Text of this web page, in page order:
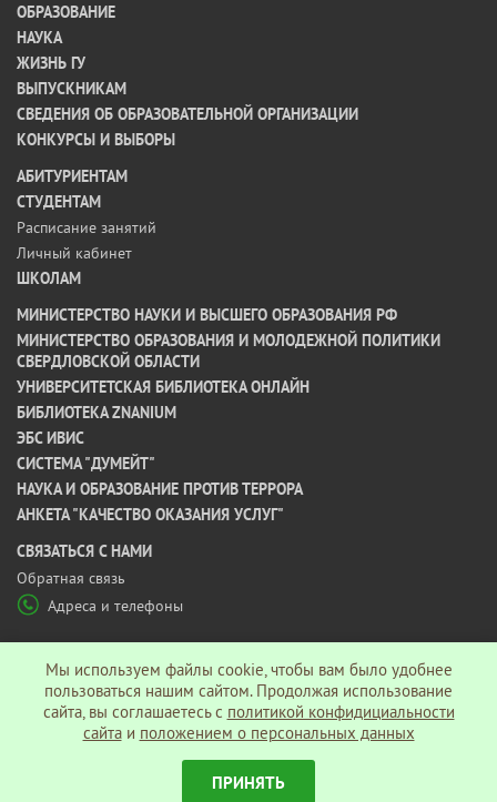
ОБРАЗОВАНИЕ
НАУКА
ЖИЗНЬ ГУ
ВЫПУСКНИКАМ
СВЕДЕНИЯ ОБ ОБРАЗОВАТЕЛЬНОЙ ОРГАНИЗАЦИИ
КОНКУРСЫ И ВЫБОРЫ
АБИТУРИЕНТАМ
СТУДЕНТАМ
Расписание занятий
Личный кабинет
ШКОЛАМ
МИНИСТЕРСТВО НАУКИ И ВЫСШЕГО ОБРАЗОВАНИЯ РФ
МИНИСТЕРСТВО ОБРАЗОВАНИЯ И МОЛОДЕЖНОЙ ПОЛИТИКИ
СВЕРДЛОВСКОЙ ОБЛАСТИ
УНИВЕРСИТЕТСКАЯ БИБЛИОТЕКА ОНЛАЙН
БИБЛИОТЕКА ZNANIUM
ЭБС ИВИС
СИСТЕМА "ДУМЕЙТ"
НАУКА И ОБРАЗОВАНИЕ ПРОТИВ ТЕРРОРА
АНКЕТА "КАЧЕСТВО ОКАЗАНИЯ УСЛУГ"
CВЯЗАТЬСЯ С НАМИ
Обратная связь
Адреса и телефоны
Политика конфиденциальности
© АНО ВО «Гуманитарный университет», 2026 г.
Мы используем файлы cookie, чтобы вам было удобнее
пользоваться нашим сайтом. Продолжая использование
сайта, вы соглашаетесь c политикой конфидициальности
сайтаи положением о персональных данных
ПРИНЯТЬ